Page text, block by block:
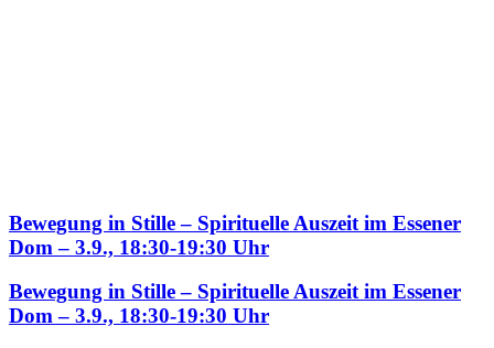
Bewegung in Stille – Spirituelle Auszeit im Essener
Dom – 3.9., 18:30-19:30 Uhr
Bewegung in Stille – Spirituelle Auszeit im Essener
Dom – 3.9., 18:30-19:30 Uhr